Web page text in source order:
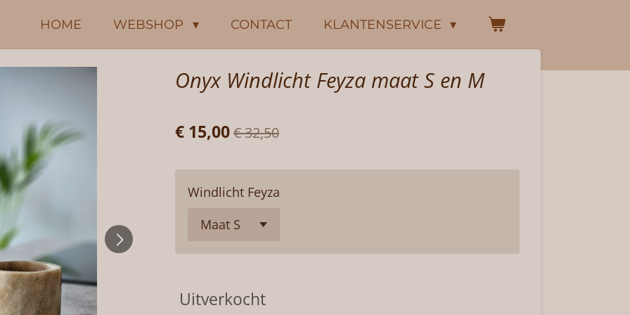
HOME WEBSHOP CONTACT KLANTENSERVICE
Onyx Windlicht Feyza maat S en M
€ 15,00€ 32,50
Windlicht Feyza
Uitverkocht